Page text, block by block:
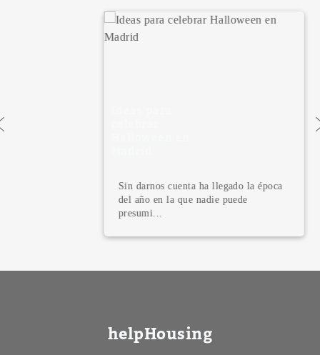
Sin darnos cuenta ha llegado la época
del año en la que nadie puede
helpHousing